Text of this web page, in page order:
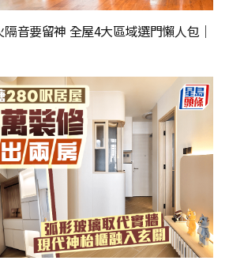
音要留神 全屋4大區域選門懶人包｜